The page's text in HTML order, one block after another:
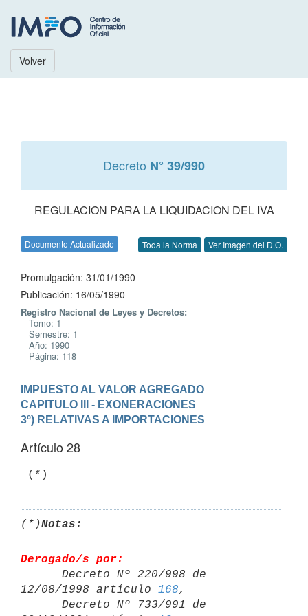
Volver
Decreto N° 39/990
REGULACION PARA LA LIQUIDACION DEL IVA
Documento Actualizado Toda la Norma Ver Imagen del D.O.
Promulgación: 31/01/1990
Publicación: 16/05/1990
Registro Nacional de Leyes y Decretos:
Tomo: 1
Semestre: 1
Año: 1990
Página: 118
IMPUESTO AL VALOR AGREGADO
CAPITULO III - EXONERACIONES
3º) RELATIVAS A IMPORTACIONES
Artículo 28
(*)Notas:
Derogado/s por:
12/08/1998 artículo 168,